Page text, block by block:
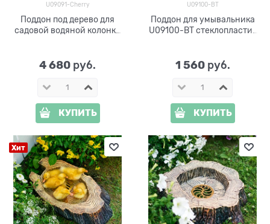
U09091-Cherry
Поддон под дерево для
садовой водяной колонки
4 680 руб.
КУПИТЬ
U09100-ВТ
Поддон для умывальника
U09100-ВТ стеклопластик
1 560 руб.
КУПИТЬ
Хит